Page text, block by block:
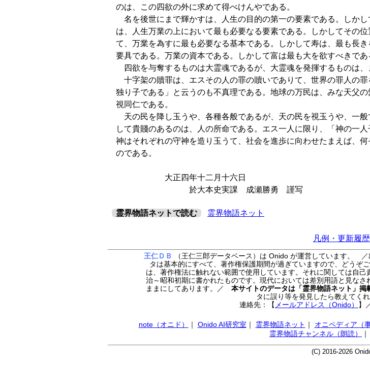
のは、この四欲の外に求めて得べけんやである。
名を後世にまで輝かすは、人生の目的の第一の要素である。しか
は、人生万業の上において最も必要なる要素である。しかしてその
て、万業を為すに最も必要なる基本である。しかして寿は、最も長
要具である。万業の資本である。しかして富は最も大を欲すべきであ
四欲を与奪するものは大霊魂であるが、大霊魂を発揮するものは、
十字架の贖罪は、エスその人の罪の贖いでありて、世界の罪人の
独り子である」と云うのも不真理である。地球の万民は、みな天父
視同仁である。
天の民を降し玉うや、各種各般であるが、天の民を視玉うや、一
して貴賤のあるのは、人の所命である。エス一人に限り、「神の一
神はそれぞれの守神を造り玉うて、社会を進歩に向わせたまえば、
のである。
大正四年十二月十六日
於大本史実課 成瀬勝勇 謹写
霊界物語ネットで読む 霊界物語ネット
凡例・更新履歴
王仁ＤＢ （王仁三郎データベース）は Onido が運営しています。
タは基本的にすべて、著作権保護期間が過ぎていますので、どうぞ
は、著作権法に触れない範囲で使用しています。それに関しては自
治～昭和初期に書かれたものです。現代においては差別用語と見な
ままにしてあります。／ 本サイトのデータは「霊界物語ネット」掲
タに誤り等を発見したら教えてく
連絡先：【 メールアドレス（Onido） 】
note（オニド） ｜ Onido AI研究室 ｜ 霊界物語ネット ｜ オニペディア（事
霊界物語チャンネル（朗読）
｜
(C) 2016-2026